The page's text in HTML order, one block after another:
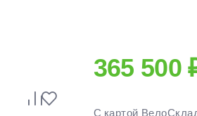
365 500
С картой